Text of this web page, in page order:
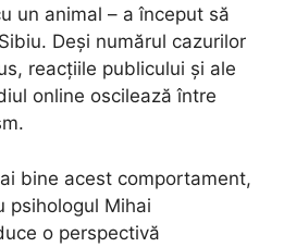
un animal – a început să
Deși numărul cazurilor
reacțiile publicului și ale
online oscilează între
bine acest comportament,
psihologul Mihai
o perspectivă